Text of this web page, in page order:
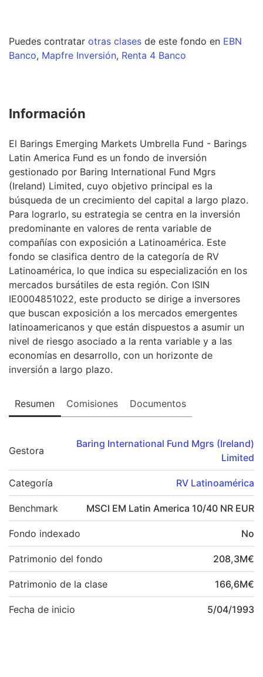
Puedes contratar otras clases de este fondo en EBN
Banco, Mapfre Inversión, Renta 4 Banco
Información
El Barings Emerging Markets Umbrella Fund - Barings
Latin America Fund es un fondo de inversión
gestionado por Baring International Fund Mgrs
(Ireland) Limited, cuyo objetivo principal es la
búsqueda de un crecimiento del capital a largo plazo.
Para lograrlo, su estrategia se centra en la inversión
predominante en valores de renta variable de
compañías con exposición a Latinoamérica. Este
fondo se clasifica dentro de la categoría de RV
Latinoamérica, lo que indica su especialización en los
mercados bursátiles de esta región. Con ISIN
IE0004851022, este producto se dirige a inversores
que buscan exposición a los mercados emergentes
latinoamericanos y que están dispuestos a asumir un
nivel de riesgo asociado a la renta variable y a las
economías en desarrollo, con un horizonte de
inversión a largo plazo.
Resumen Comisiones Documentos
Gestora
Baring International Fund Mgrs (Ireland)
Limited
Categoría RV Latinoamérica
Benchmark MSCI EM Latin America 10/40 NR EUR
Fondo indexado No
Patrimonio del fondo 208,3M€
Patrimonio de la clase 166,6M€
Fecha de inicio 5/04/1993